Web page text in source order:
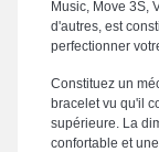
Music, Move 3S,
d'autres, est
perfectionner
Constituez un
bracelet vu qu'il
supérieure. La
confortable et